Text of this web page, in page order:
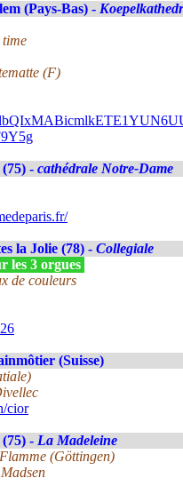
(Pays-Bas) -
(F)
- cathédrale Notre-Dame
la Jolie (78) - Collegiale
les 3 orgues
de couleurs
(Suisse)
cior
- La Madeleine
(Göttingen)